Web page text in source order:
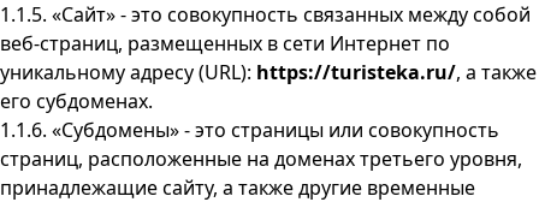
1.1.5. «Сайт» - это совокупность связанных между собой
веб-страниц, размещенных в сети Интернет по
уникальному адресу (URL): https://turisteka.ru/, а также
его субдоменах.
1.1.6. «Субдомены» - это страницы или совокупность
страниц, расположенные на доменах третьего уровня,
принадлежащие сайту, а также другие временные